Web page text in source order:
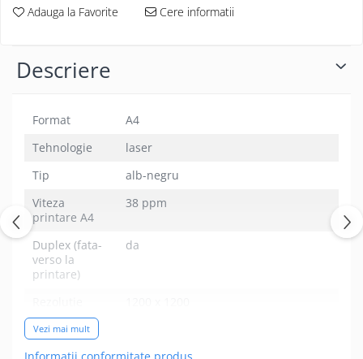
Adauga la Favorite Cere informatii
Descriere
Format
A4
Tehnologie
laser
Tip
alb-negru
Viteza
printare A4
38 ppm
Duplex (fata-
verso la
printare)
da
printare
Memorie
Vezi mai mult